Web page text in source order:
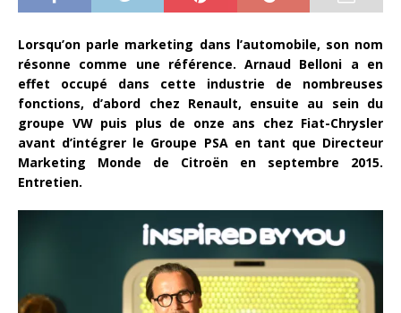
Lorsqu’on parle marketing dans l’automobile, son nom
résonne comme une référence. Arnaud Belloni a en
effet occupé dans cette industrie de nombreuses
fonctions, d’abord chez Renault, ensuite au sein du
groupe VW puis plus de onze ans chez Fiat-Chrysler
avant d’intégrer le Groupe PSA en tant que Directeur
Marketing Monde de Citroën en septembre 2015.
Entretien.